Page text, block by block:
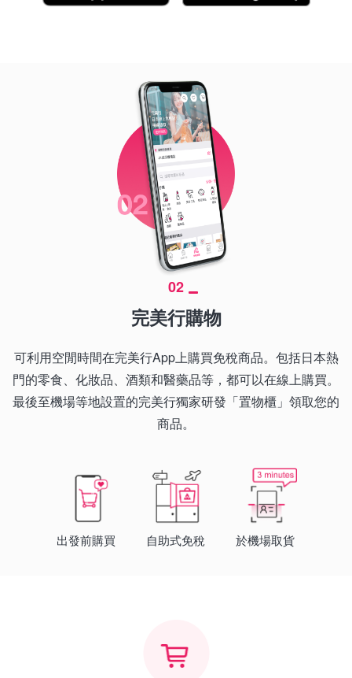
02
完美行購物
可利用空閒時間在完美行App上購買免稅商品。包括日本熱
門的零食、化妝品、酒類和醫藥品等，都可以在線上購買。
最後至機場等地設置的完美行獨家研發「置物櫃」領取您的
商品。
出發前購買 自助式免稅 於機場取貨